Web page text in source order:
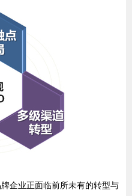
企业正面临前所未有的转型与